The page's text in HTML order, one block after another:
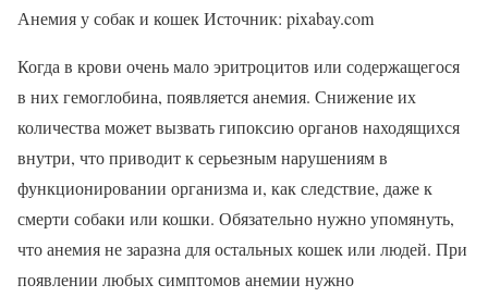
Анемия у собак и кошек Источник: pixabay.com
Когда в крови очень мало эритроцитов или содержащегося
в них гемоглобина, появляется анемия. Снижение их
количества может вызвать гипоксию органов находящихся
внутри, что приводит к серьезным нарушениям в
функционировании организма и, как следствие, даже к
смерти собаки или кошки. Обязательно нужно упомянуть,
что анемия не заразна для остальных кошек или людей. При
появлении любых симптомов анемии нужно